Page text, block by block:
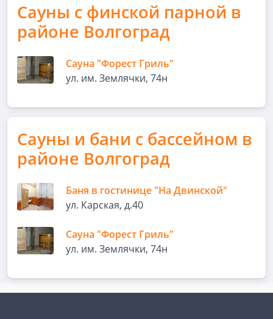
Сауны с финской парной в
районе Волгоград
Сауна "Форест Гриль"
ул. им. Землячки, 74н
Сауны и бани с бассейном в
районе Волгоград
Баня в гостинице "На Двинской"
ул. Карская, д.40
Сауна "Форест Гриль"
ул. им. Землячки, 74н